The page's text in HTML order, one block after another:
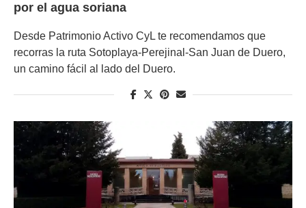
por el agua soriana
Desde Patrimonio Activo CyL te recomendamos que
recorras la ruta Sotoplaya-Perejinal-San Juan de Duero,
un camino fácil al lado del Duero.